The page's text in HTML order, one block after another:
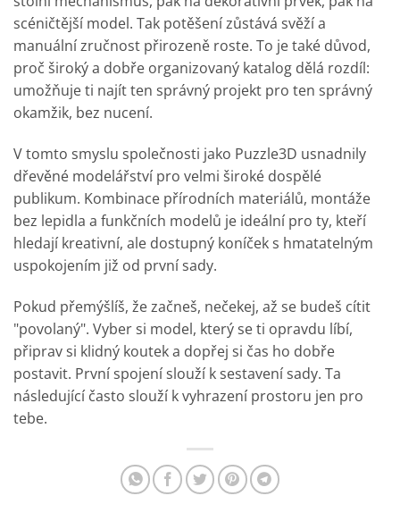
scéničtější model. Tak potěšení zůstává svěží a
manuální zručnost přirozeně roste. To je také důvod,
proč široký a dobře organizovaný katalog dělá rozdíl:
umožňuje ti najít ten správný projekt pro ten správný
okamžik, bez nucení.
V tomto smyslu společnosti jako Puzzle3D usnadnily
dřevěné modelářství pro velmi široké dospělé
publikum. Kombinace přírodních materiálů, montáže
bez lepidla a funkčních modelů je ideální pro ty, kteří
hledají kreativní, ale dostupný koníček s hmatatelným
uspokojením již od první sady.
Pokud přemýšlíš, že začneš, nečekej, až se budeš cítit
"povolaný". Vyber si model, který se ti opravdu líbí,
připrav si klidný koutek a dopřej si čas ho dobře
postavit. První spojení slouží k sestavení sady. Ta
následující často slouží k vyhrazení prostoru jen pro
tebe.